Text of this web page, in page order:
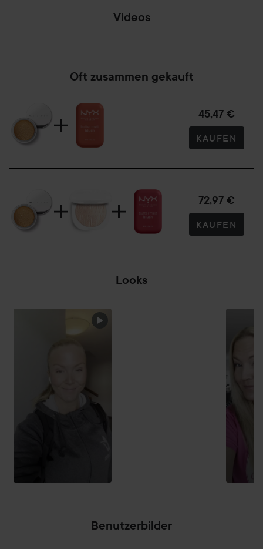
Videos
Oft zusammen gekauft
45,47 €
KAUFEN
72,97 €
KAUFEN
Looks
SEKTION ÜBERSPRINGEN
Benutzerbilder